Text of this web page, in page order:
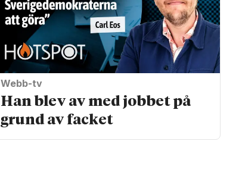
Webb-tv
Han blev av med jobbet på
grund av facket